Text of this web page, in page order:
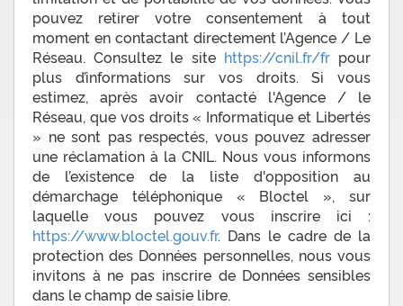
pouvez retirer votre consentement à tout
moment en contactant directement l’Agence / Le
Réseau. Consultez le site https://cnil.fr/frpour
plus d’informations sur vos droits. Si vous
estimez, après avoir contacté l'Agence / le
Réseau, que vos droits « Informatique et Libertés
» ne sont pas respectés, vous pouvez adresser
une réclamation à la CNIL. Nous vous informons
de l’existence de la liste d'opposition au
démarchage téléphonique « Bloctel », sur
laquelle vous pouvez vous inscrire ici :
https://www.bloctel.gouv.fr. Dans le cadre de la
protection des Données personnelles, nous vous
invitons à ne pas inscrire de Données sensibles
dans le champ de saisie libre.